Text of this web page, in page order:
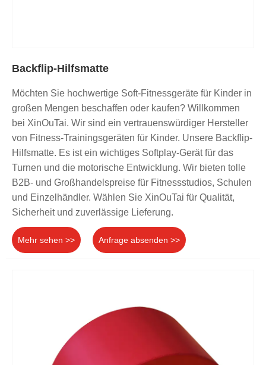
Backflip-Hilfsmatte
Möchten Sie hochwertige Soft-Fitnessgeräte für Kinder in
großen Mengen beschaffen oder kaufen? Willkommen
bei XinOuTai. Wir sind ein vertrauenswürdiger Hersteller
von Fitness-Trainingsgeräten für Kinder. Unsere Backflip-
Hilfsmatte. Es ist ein wichtiges Softplay-Gerät für das
Turnen und die motorische Entwicklung. Wir bieten tolle
B2B- und Großhandelspreise für Fitnessstudios, Schulen
und Einzelhändler. Wählen Sie XinOuTai für Qualität,
Sicherheit und zuverlässige Lieferung.
Mehr sehen >> Anfrage absenden >>